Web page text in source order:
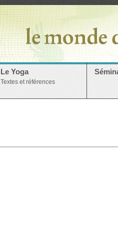
Le Yoga
Textes et références